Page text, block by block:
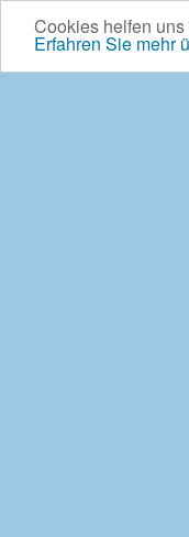
Cookies helfen
Erfahren Sie mehr